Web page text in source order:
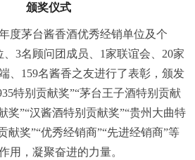
颁奖仪式
度茅台酱香酒优秀经销单位及个
、3名顾问团成员、1家联谊会、20家
、159名酱香之友进行了表彰，颁发
特别贡献奖”“茅台王子酒特别贡献
奖”“汉酱酒特别贡献奖”“贵州大曲特
献奖”“优秀经销商”“先进经销商”等
用，凝聚奋进的力量。